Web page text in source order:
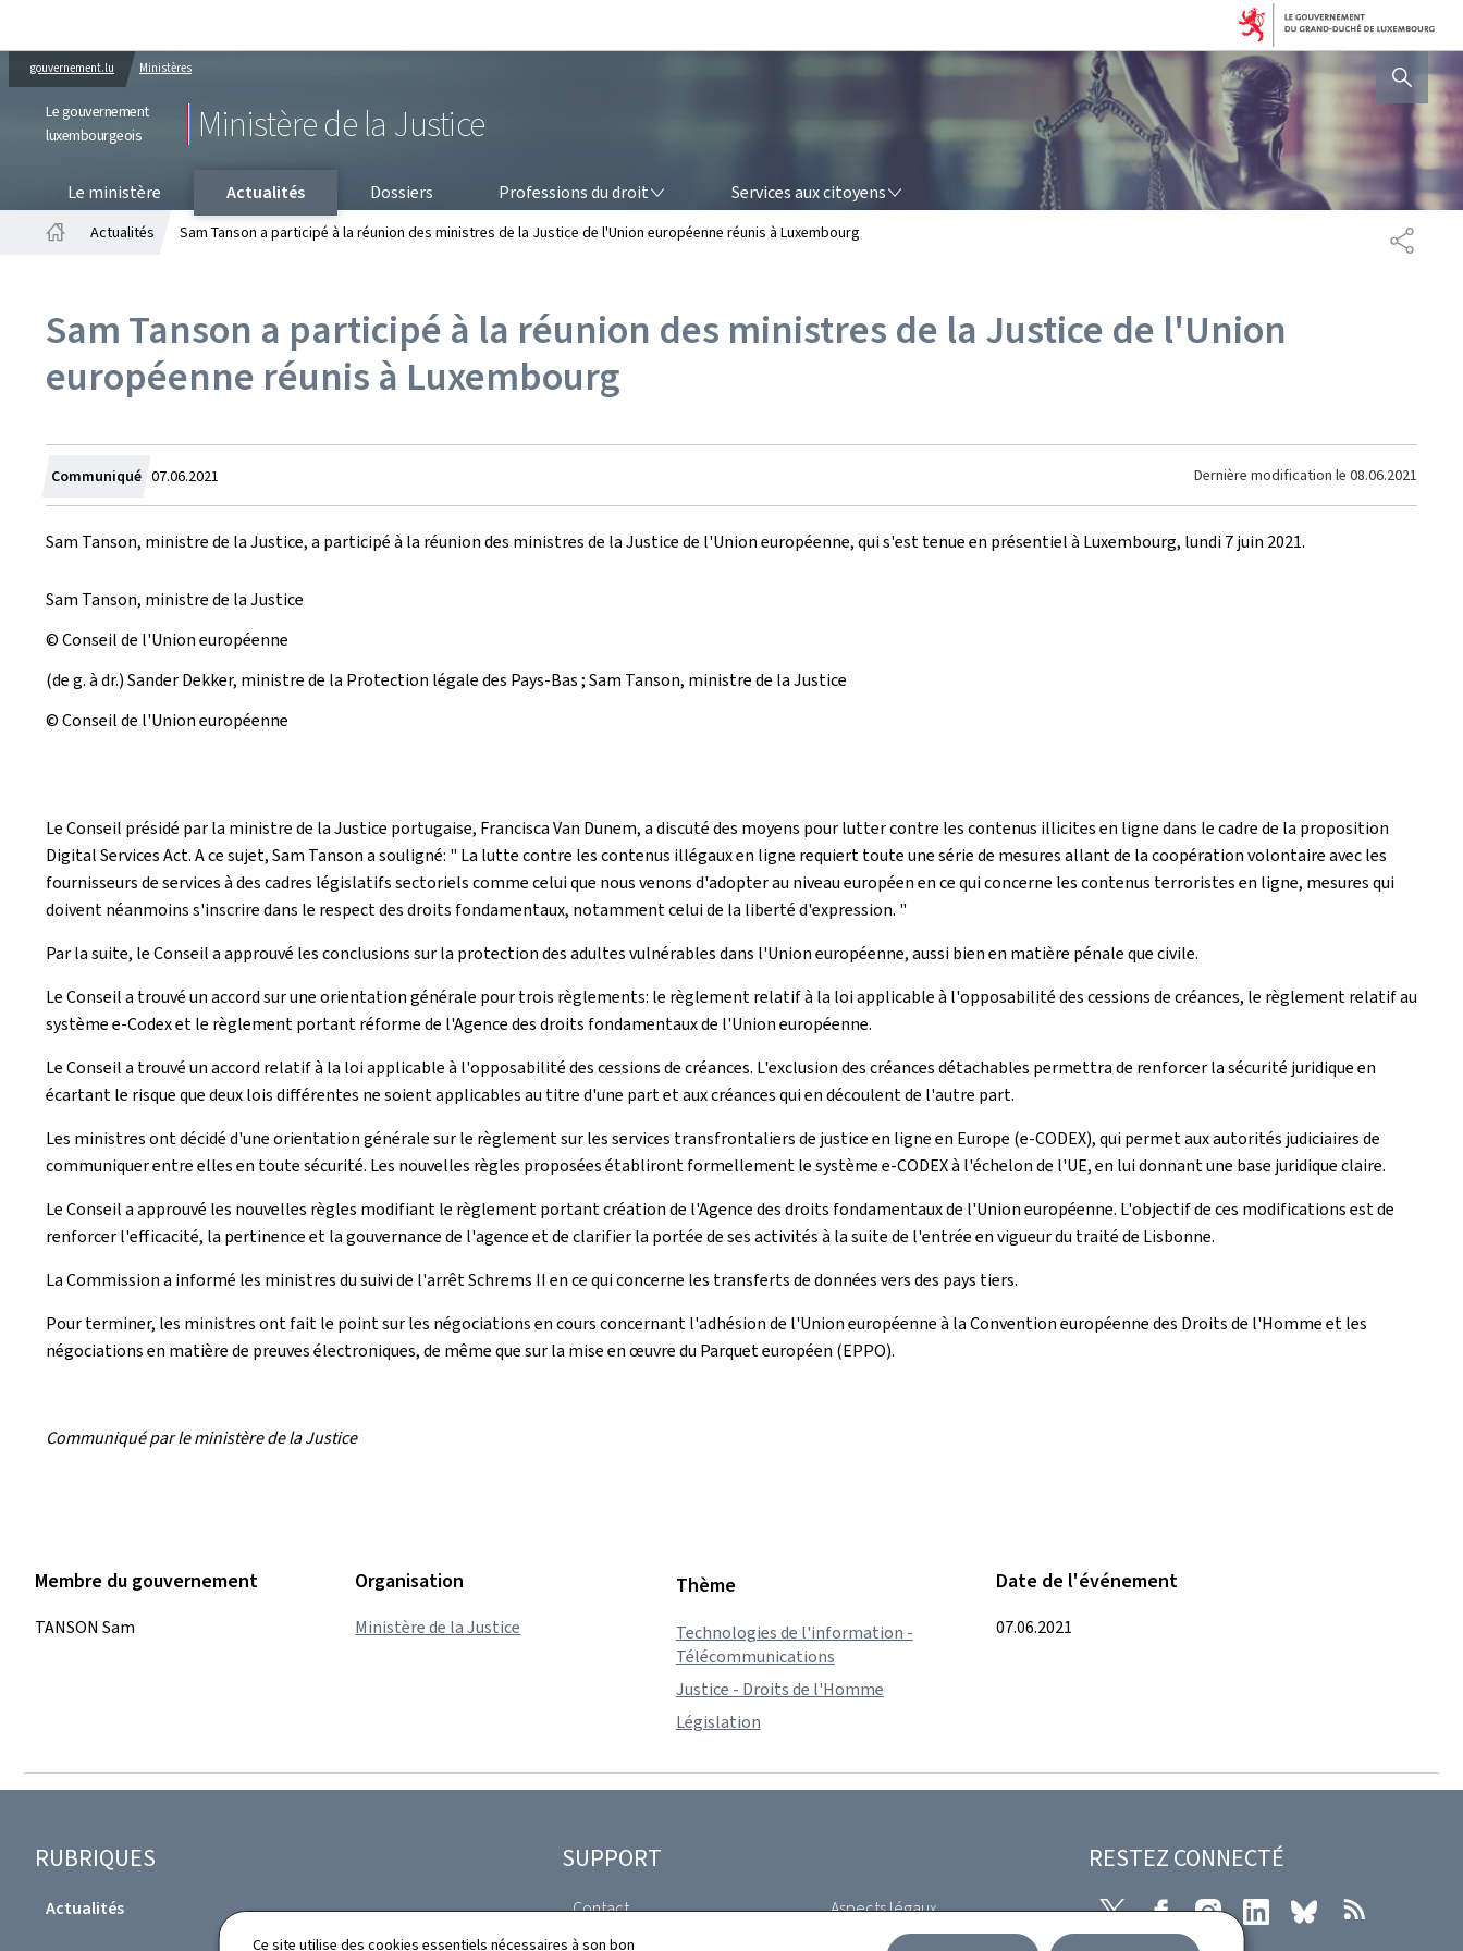
Ce site utilise des cookies essentiels nécessaires à son bon
gouvernement.lu Ministères
Le gouvernement
luxembourgeois
Ministère de la Justice
AFFICHER / MASQUER
Le ministère Actualités Dossiers Professions du droit Services aux citoyens
Actualités Sam Tanson a participé à la réunion des ministres de la Justice de l'Union européenne réunis à Luxembourg
Sam Tanson a participé à la réunion des ministres de la Justice de l'Union
européenne réunis à Luxembourg
Communiqué Crée
le
07.06.2021 Dernière modification le 08.06.2021
Sam Tanson, ministre de la Justice, a participé à la réunion des ministres de la Justice de l'Union européenne, qui s'est tenue en présentiel à Luxembourg, lundi 7 juin 2021.
Sam Tanson, ministre de la Justice
© Conseil de l'Union européenne
(de g. à dr.) Sander Dekker, ministre de la Protection légale des Pays-Bas ; Sam Tanson, ministre de la Justice
© Conseil de l'Union européenne
Le Conseil présidé par la ministre de la Justice portugaise, Francisca Van Dunem, a discuté des moyens pour lutter contre les contenus illicites en ligne dans le cadre de la proposition
Digital Services Act. A ce sujet, Sam Tanson a souligné: " La lutte contre les contenus illégaux en ligne requiert toute une série de mesures allant de la coopération volontaire avec les
fournisseurs de services à des cadres législatifs sectoriels comme celui que nous venons d'adopter au niveau européen en ce qui concerne les contenus terroristes en ligne, mesures qui
doivent néanmoins s'inscrire dans le respect des droits fondamentaux, notamment celui de la liberté d'expression. "
Par la suite, le Conseil a approuvé les conclusions sur la protection des adultes vulnérables dans l'Union européenne, aussi bien en matière pénale que civile.
Le Conseil a trouvé un accord sur une orientation générale pour trois règlements: le règlement relatif à la loi applicable à l'opposabilité des cessions de créances, le règlement relatif au
système e-Codex et le règlement portant réforme de l'Agence des droits fondamentaux de l'Union européenne.
Le Conseil a trouvé un accord relatif à la loi applicable à l'opposabilité des cessions de créances. L'exclusion des créances détachables permettra de renforcer la sécurité juridique en
écartant le risque que deux lois différentes ne soient applicables au titre d'une part et aux créances qui en découlent de l'autre part.
Les ministres ont décidé d'une orientation générale sur le règlement sur les services transfrontaliers de justice en ligne en Europe (e-CODEX), qui permet aux autorités judiciaires de
communiquer entre elles en toute sécurité. Les nouvelles règles proposées établiront formellement le système e-CODEX à l'échelon de l'UE, en lui donnant une base juridique claire.
Le Conseil a approuvé les nouvelles règles modifiant le règlement portant création de l'Agence des droits fondamentaux de l'Union européenne. L'objectif de ces modifications est de
renforcer l'efficacité, la pertinence et la gouvernance de l'agence et de clarifier la portée de ses activités à la suite de l'entrée en vigueur du traité de Lisbonne.
La Commission a informé les ministres du suivi de l'arrêt Schrems II en ce qui concerne les transferts de données vers des pays tiers.
Pour terminer, les ministres ont fait le point sur les négociations en cours concernant l'adhésion de l'Union européenne à la Convention européenne des Droits de l'Homme et les
négociations en matière de preuves électroniques, de même que sur la mise en œuvre du Parquet européen (EPPO).
Communiqué par le ministère de la Justice
Membre du gouvernement
TANSON Sam
Organisation
Ministère de la Justice
Thème
Technologies de l'information -
Télécommunications
Justice - Droits de l'Homme
Législation
Date de l'événement
07.06.2021
Pied
de
RUBRIQUES
Actualités
SUPPORT
Contact Aspects légaux
RESTEZ CONNECTÉ
X FacebookInstagramLinkedIn Bluesky